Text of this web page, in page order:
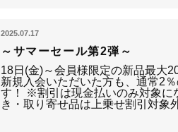
2025.07.17
～サマーセール第2弾～
18日(金)～会員様限定の新品最大
新規入会いただいた方も、通常2
す！ ※割引は現金払いのみ対象
き・取り寄せ品は上乗せ割引対象